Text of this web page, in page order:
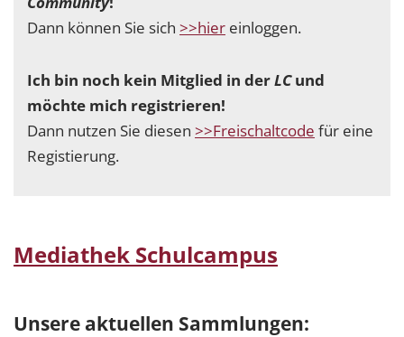
Dann können Sie sich >>hier einloggen.
Ich bin noch kein Mitglied in derLCund
möchte mich registrieren!
Dann nutzen Sie diesen >>Freischaltcode für eine
Registierung.
Mediathek Schulcampus
Unsere aktuellen Sammlungen: